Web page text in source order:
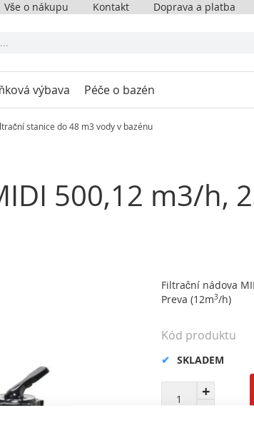
Vše o nákupu Kontakt Doprava a platba
výbava Péče o bazén
stanice do 48 m3 vody v bazénu
500,12 m3/h,
Filtrační nádova
Preva (12m3/h)
SKLADEM
Kód produktu